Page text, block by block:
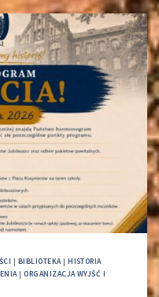
| BIBLIOTEKA|HISTORIA
|ORGANIZACJA WYJŚĆ I